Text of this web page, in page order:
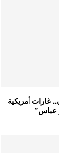
غارات أمريكية
عباس”